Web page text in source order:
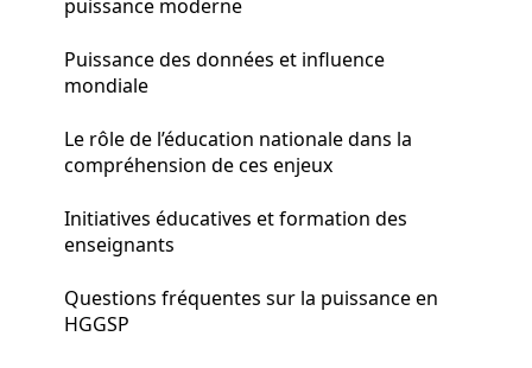
puissance moderne
Puissance des données et influence
mondiale
Le rôle de l’éducation nationale dans la
compréhension de ces enjeux
Initiatives éducatives et formation des
enseignants
Questions fréquentes sur la puissance en
HGGSP